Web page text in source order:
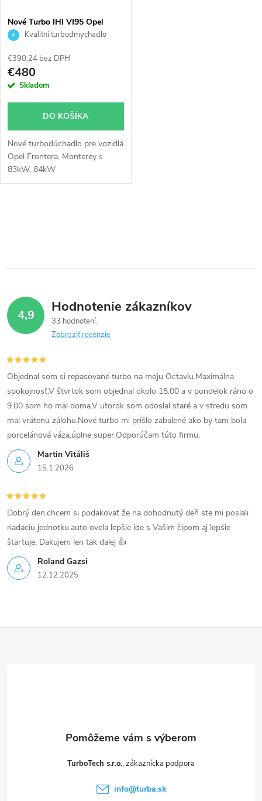
e
p
r
d
u
o
v
s
p
r
o
d
u
k
v
Nové Turbo IHI VI95 Opel
Frontera Monterey 83kW
Kvalitní turbodmychadlo
€390,24 bez DPH
€480
Skladom
DO KOŠÍKA
Nové turbodúchadlo pre vozidlá
Opel Frontera, Monterey s
83kW, 84kW
l
d
a
c
i
e
p
r
v
k
y
v
ý
4,9 Hodnotenie zákazníkov
33 hodnotení
Zobraziť recenzie
Martin Vitáliš
15.1.2026
Objednal som si repasované turbo na moju Octaviu.Maximálna
spokojnosť.V štvrtok som objednal okolo 15.00 a v pondelok ráno o
9.00 som ho mal doma.V utorok som odoslal staré a v stredu som
mal vrátenu zálohu.Nové turbo mi prišlo zabalené ako by tam bola
porcelánová váza,úplne super.Odporúčam túto firmu.
Roland Gazsi
12.12.2025
Dobrý den,chcem si podakovať že na dohodnutý deň ste mi poslali
riadaciu jednotku.auto ovela lepšie ide s Vašim čipom aj lepšie
štartuje. Dakujem len tak dalej 👍
TurboTech s.r.o.
info@turba.sk